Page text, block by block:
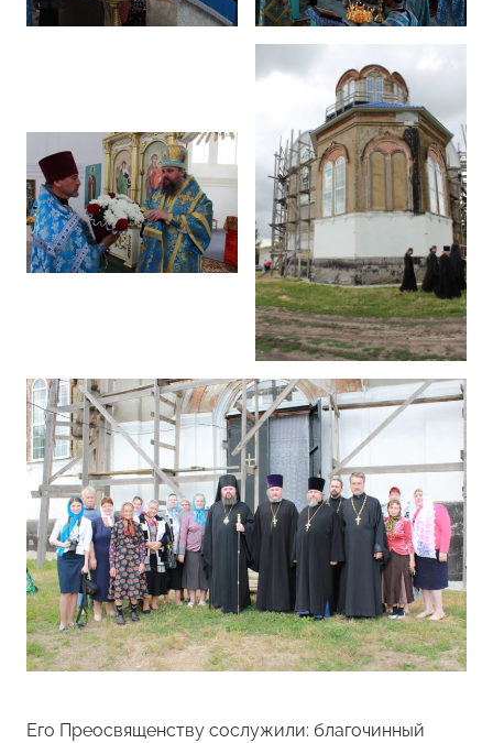
Его Преосвященству сослужили: благочинный